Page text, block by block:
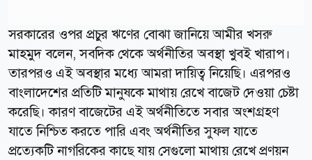
সরকারের ওপর প্রচুর ঋণের বোঝা জানিয়ে আমীর খসরু
মাহমুদ বলেন, সবদিক থেকে অর্থনীতির অবস্থা খুবই খারাপ।
তারপরও এই অবস্থার মধ্যে আমরা দায়িত্ব নিয়েছি। এরপরও
বাংলাদেশের প্রতিটি মানুষকে মাথায় রেখে বাজেট দেওয়া চেষ্টা
করেছি। কারণ বাজেটের এই অর্থনীতিতে সবার অংশগ্রহণ
যাতে নিশ্চিত করতে পারি এবং অর্থনীতির সুফল যাতে
প্রত্যেকটি নাগরিকের কাছে যায় সেগুলো মাথায় রেখে প্রণয়ন